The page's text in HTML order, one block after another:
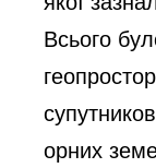
Всього
орних